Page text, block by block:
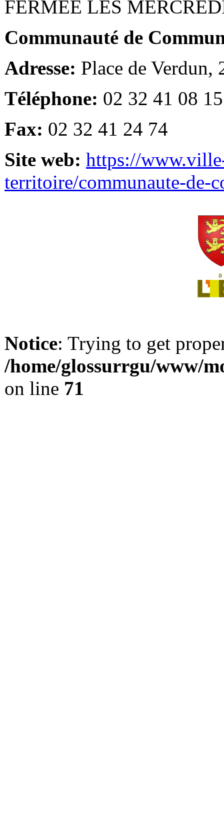
FERMÉE LES
Communauté de
Adresse: Place de Verdun,
Téléphone: 02 32 41 08 15
Fax: 02 32 41 24 74
Site web: https://
territoire/communaute-de-
Notice: Trying to get
/home/glossurrgu/www/
on line 71